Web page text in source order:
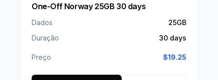
One-Off Norway 25GB 30 days
Dados
25GB
Duração
30 days
Preço $19.25